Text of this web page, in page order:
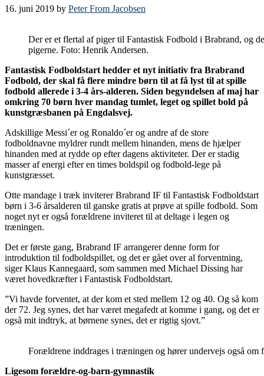
16. juni 2019 by Peter From Jacobsen
Der er et flertal af piger til Fantastisk Fodbold i Brabrand, og
pigerne. Foto: Henrik Andersen.
Fantastisk Fodboldstart hedder et nyt initiativ fra Brabrand
Fodbold, der skal få flere mindre børn til at få lyst til at spille
fodbold allerede i 3-4 års-alderen. Siden begyndelsen af maj har
omkring 70 børn hver mandag tumlet, leget og spillet bold på
kunstgræsbanen på Engdalsvej.
Adskillige Messi´er og Ronaldo´er og andre af de store
fodboldnavne myldrer rundt mellem hinanden, mens de hjælper
hinanden med at rydde op efter dagens aktiviteter. Der er stadig
masser af energi efter en times boldspil og fodbold-lege på
kunstgræsset.
Otte mandage i træk inviterer Brabrand IF til Fantastisk Fodboldstart
børn i 3-6 årsalderen til ganske gratis at prøve at spille fodbold. Som
noget nyt er også forældrene inviteret til at deltage i legen og
træningen.
Det er første gang, Brabrand IF arrangerer denne form for
introduktion til fodboldspillet, og det er gået over al forventning,
siger Klaus Kannegaard, som sammen med Michael Dissing har
været hovedkræfter i Fantastisk Fodboldstart.
”Vi havde forventet, at der kom et sted mellem 12 og 40. Og så kom
der 72. Jeg synes, det har været megafedt at komme i gang, og det er
også mit indtryk, at børnene synes, det er rigtig sjovt.”
Forældrene inddrages i træningen og hører undervejs også om
Ligesom forældre-og-barn-gymnastik